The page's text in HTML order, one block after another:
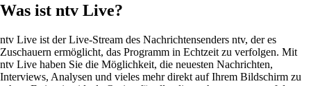
Was ist ntv Live?
ntv Live ist der Live-Stream des Nachrichtensenders ntv, der es
Zuschauern ermöglicht, das Programm in Echtzeit zu verfolgen. Mit
ntv Live haben Sie die Möglichkeit, die neuesten Nachrichten,
Interviews, Analysen und vieles mehr direkt auf Ihrem Bildschirm zu